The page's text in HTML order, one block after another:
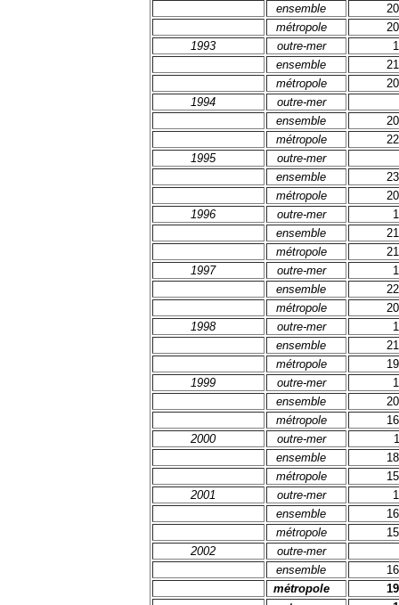
ensemble
métropole
1993
outre-mer
ensemble
métropole
1994
outre-mer
ensemble
métropole
1995
outre-mer
ensemble
métropole
1996
outre-mer
ensemble
métropole
1997
outre-mer
ensemble
métropole
1998
outre-mer
ensemble
métropole
1999
outre-mer
ensemble
métropole
2000
outre-mer
ensemble
métropole
2001
outre-mer
ensemble
métropole
2002
outre-mer
ensemble
métropole